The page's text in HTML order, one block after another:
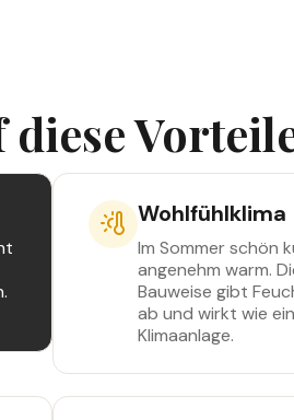
diese
Wohlfühlklima
Im Sommer schön
angenehm warm.
Bauweise gibt
ab und wirkt wie
Klimaanlage.